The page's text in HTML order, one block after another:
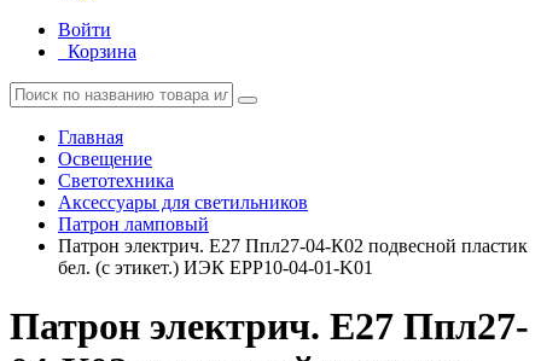
Войти
Корзина
Главная
Освещение
Светотехника
Аксессуары для светильников
Патрон ламповый
Патрон электрич. E27 Ппл27-04-К02 подвесной пластик
бел. (с этикет.) ИЭК EPP10-04-01-K01
Патрон электрич. E27 Ппл27-